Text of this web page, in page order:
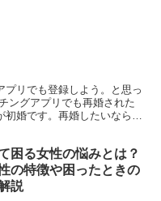
リでも登録しよう。と思っ
ングアプリでも再婚された
初婚です。再婚したいなら
困る女性の悩みとは？
の特徴や困ったときの
説